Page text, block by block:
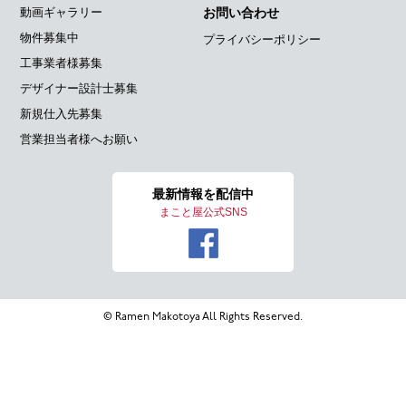
動画ギャラリー
物件募集中
工事業者様募集
デザイナー設計士募集
新規仕入先募集
営業担当者様へお願い
お問い合わせ
プライバシーポリシー
最新情報を配信中
まこと屋公式SNS
© Ramen Makotoya All Rights Reserved.